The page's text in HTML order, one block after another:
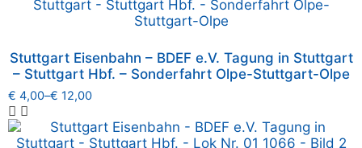
Stuttgart Eisenbahn – BDEF e.V. Tagung in Stuttgart
– Stuttgart Hbf. – Sonderfahrt Olpe-Stuttgart-Olpe
€ 4,00–€ 12,00